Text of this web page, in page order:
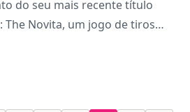
do seu mais recente título
The Novita, um jogo de tiros
em estraté